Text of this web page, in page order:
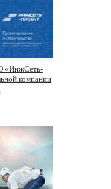
«ИнжСеть-
компании